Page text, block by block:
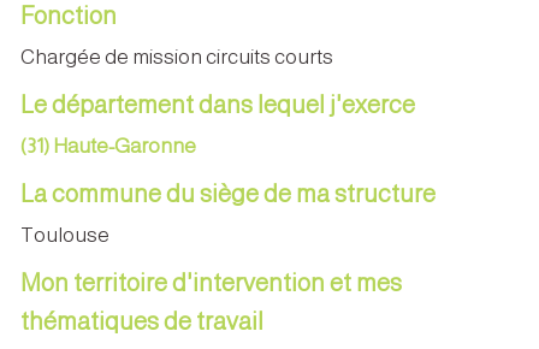
Fonction
Chargée de mission circuits courts
Le département dans lequel j'exerce
(31) Haute-Garonne
La commune du siège de ma structure
Toulouse
Mon territoire d'intervention et mes
thématiques de travail